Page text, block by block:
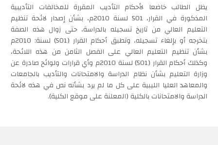
يظل الطالب خاضعا لأحكام التأديب المقررة للمخالفات التأديبية
المذكورة في القرار، 501 لسنة 2010م، بشأن إصدار لائحة تنظيم
التعليم العالي من تاريخ تسجيله بالدراسة، حتى زوال هذه الصفة
بتخرجه أو بإلغاء تسجيله، وتطبق أحكام القرار (501) لسنة: 2010م
بشأن تنظيم التعليم العالي على الفصل الثامن من هذه اللائحة،
وكذلك أحكام القرار (501) لسنة 2010م وأي قرارات ولوائح صادرة عن
وزارة التعليم بشأن نظام الدراسة والامتحانات والتأديب بالجامعات
والمعاهد العليا الليبية على كل ما لم يرد بشأنه نص في هذه لائحة
الدراسة والامتحانات بالكلية (المعلنة على موقع الكلية).